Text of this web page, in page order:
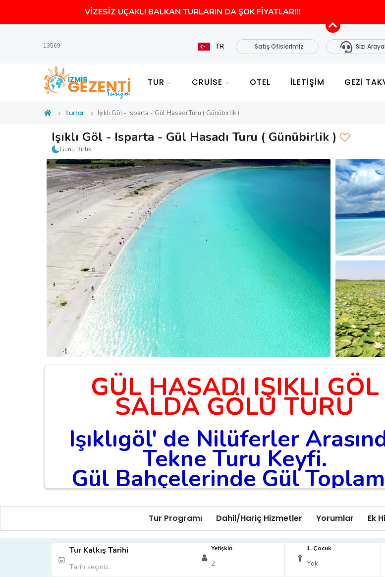
VİZESİZ UÇAKLI BALKAN TURLARIN DA ŞOK FİYATLAR!!!
13569 TR Satış Ofislerimiz Sizi
TUR CRUİSE OTEL İLETİŞİM GEZI
Turlar Işıklı Göl - Isparta - Gül Hasadı Turu ( Günübirlik )
Işıklı Göl - Isparta - Gül Hasadı Turu ( Günübirlik )
Günü Birlik
GÜL HASADI IŞIKLI GÖL
SALDA GÖLÜ TURU
Işıklıgöl' de Nilüferler
Tekne Turu Keyfi.
Gül Bahçelerinde Gül
Keyfi.
Dünyanın Sayılı
Salda Gölü Keyfi.
Turumuz Günübirlikdir, Tur Tarihinden 1 Gece Önce
Tur Programı Dahil/Hariç Hizmetler Yorumlar Ek
Tur Kalkış Tarihi Yetişkin 1. Çocuk